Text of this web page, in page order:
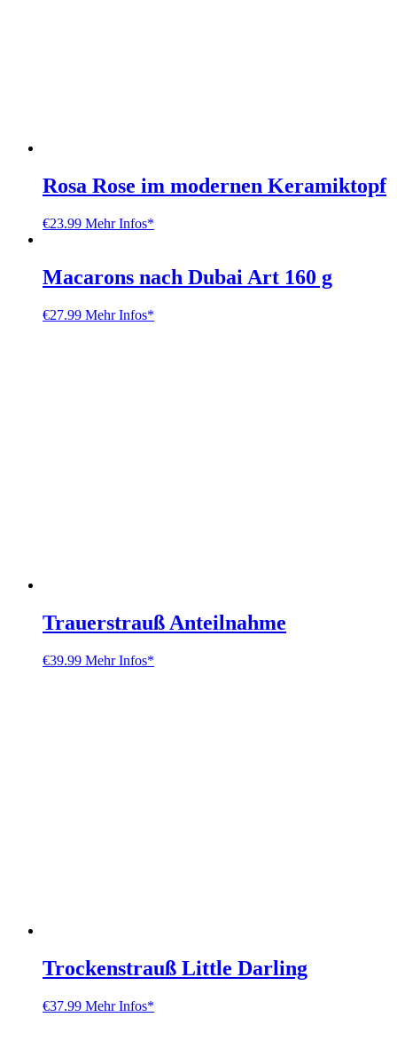
Rosa Rose im modernen Keramiktopf
€23.99 Mehr Infos*
Macarons nach Dubai Art 160 g
€27.99 Mehr Infos*
Trauerstrauß Anteilnahme
€39.99 Mehr Infos*
Trockenstrauß Little Darling
€37.99 Mehr Infos*